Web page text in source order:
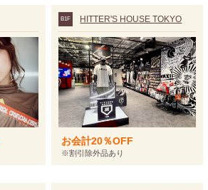
B1F HITTER'S HOUSE TOKYO
お会計20％OFF
※割引除外品あり